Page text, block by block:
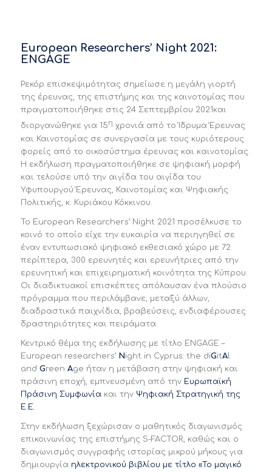
European Researchers’ Night 2021:
ENGAGE
Ρεκόρ επισκεψιμότητας σημείωσε η μεγάλη γιορτή
της έρευνας, της επιστήμης και της καινοτομίας που
πραγματοποιήθηκε στις 24 Σεπτεμβρίου 2021και
διοργανώθηκε για 15η χρονιά από το Ίδρυμα Έρευνας
και Καινοτομίας σε συνεργασία με τους κυριότερους
φορείς από το οικοσύστημα έρευνας και καινοτομίας.
Η εκδήλωση πραγματοποιήθηκε σε ψηφιακή μορφή
και τελούσε υπό την αιγίδα του αιγίδα του
Υφυπουργού Έρευνας, Καινοτομίας και Ψηφιακής
Πολιτικής, κ. Κυριάκου Κόκκινου.
Το European Researchers’ Night 2021 προσέλκυσε το
κοινό το οποίο είχε την ευκαιρία να περιηγηθεί σε
έναν εντυπωσιακό ψηφιακό εκθεσιακό χώρο με 72
περίπτερα, 300 ερευνητές και ερευνήτριες από την
ερευνητική και επιχειρηματική κοινότητα της Κύπρου.
Οι διαδικτυακοί επισκέπτες απόλαυσαν ένα πλούσιο
πρόγραμμα που περιλάμβανε, μεταξύ άλλων,
διαδραστικά παιχνίδια, βραβεύσεις, ενδιαφέρουσες
δραστηριότητες και πειράματα.
Κεντρικό θέμα της εκδήλωσης με τίτλο ENGAGE –
European researchers’ Night in Cyprus: the diGitAl
and Green Age ήταν η μετάβαση στην ψηφιακή και
πράσινη εποχή, εμπνευσμένη από την Ευρωπαϊκή
Πράσινη Συμφωνίακαι την Ψηφιακή Στρατηγική της
Ε.Ε.
Στην εκδήλωση ξεχώρισαν ο μαθητικός διαγωνισμός
επικοινωνίας της επιστήμης S-FACTOR, καθώς και ο
διαγωνισμός συγγραφής ιστορίας μικρού μήκους για
δημιουργία ηλεκτρονικού βιβλίου με τίτλο «To μαγικό